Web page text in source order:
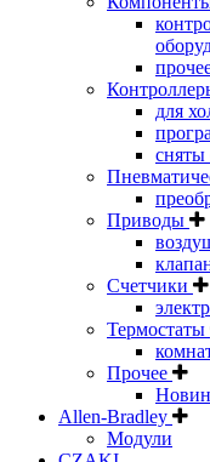
для
сняты
Приводы
Счетчики
Термостаты
Прочее
Allen-Bradley
Модули